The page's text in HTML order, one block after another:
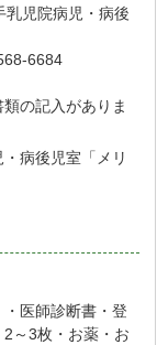
児院病児・病後
6684
の記入がありま
病後児室「メリ
医師診断書・登
～3枚・お薬・お